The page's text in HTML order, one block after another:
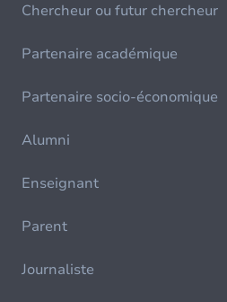
Chercheur ou futur chercheur
Partenaire académique
Partenaire socio-économique
Alumni
Enseignant
Parent
Journaliste